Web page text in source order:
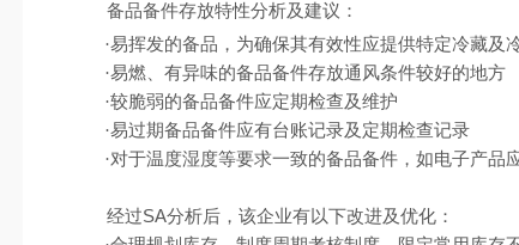
备品备件存放特性分析及建议：
·易挥发的备品，为确保其有效性应提供特定冷藏及
·易燃、有异味的备品备件存放通风条件较好的地方
·较脆弱的备品备件应定期检查及维护
·易过期备品备件应有台账记录及定期检查记录
·对于温度湿度等要求一致的备品备件，如电子产品
经过SA分析后，该企业有以下改进及优化：